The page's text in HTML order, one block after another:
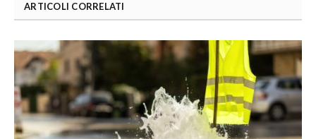
ARTICOLI CORRELATI